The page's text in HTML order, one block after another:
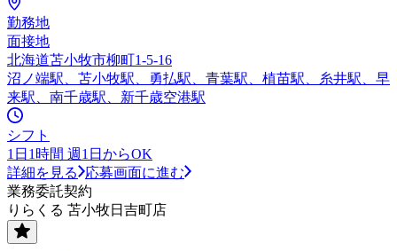
勤務地
面接地
北海道苫小牧市柳町1-5-16
沼ノ端駅、苫小牧駅、勇払駅、青葉駅、植苗駅、糸井駅、早
来駅、南千歳駅、新千歳空港駅
シフト
1日1時間 週1日からOK
詳細を見る
応募画面に進む
業務委託契約
りらくる 苫小牧日吉町店